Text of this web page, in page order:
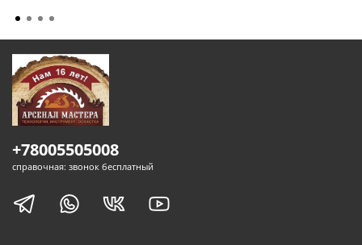
+78005505008
справочная: звонок бесплатный